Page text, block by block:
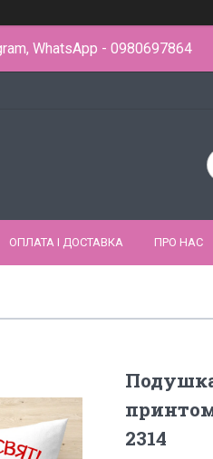
WhatsApp - 0980697864
ОПЛАТА І ДОСТАВКА ПРО НАС
2314